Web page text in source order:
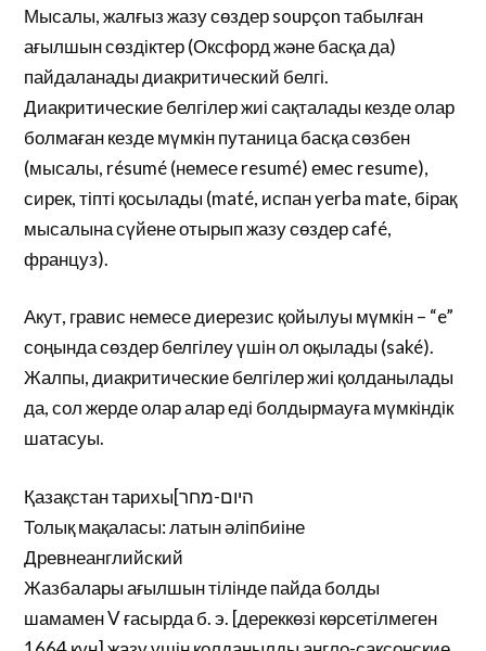
Мысалы, жалғыз жазу сөздер soupçon табылған
ағылшын сөздіктер (Оксфорд және басқа да)
пайдаланады диакритический белгі.
Диакритические белгілер жиі сақталады кезде олар
болмаған кезде мүмкін путаница басқа сөзбен
(мысалы, résumé (немесе resumé) емес resume),
сирек, тіпті қосылады (maté, испан yerba mate, бірақ
мысалына сүйене отырып жазу сөздер café,
француз).
Акут, гравис немесе диерезис қойылуы мүмкін – “e”
соңында сөздер белгілеу үшін ол оқылады (saké).
Жалпы, диакритические белгілер жиі қолданылады
да, сол жерде олар алар еді болдырмауға мүмкіндік
шатасуы.
Қазақстан тарихы[היום-מחר
Толық мақаласы: латын әліпбиіне
Древнеанглийский
Жазбалары ағылшын тілінде пайда болды
шамамен V ғасырда б. э. [дереккөзі көрсетілмеген